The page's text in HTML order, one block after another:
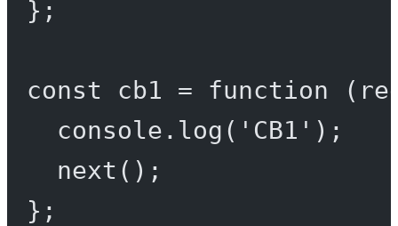
};
const cb1 = function (
console. log ( 'CB1' );
next ();
};